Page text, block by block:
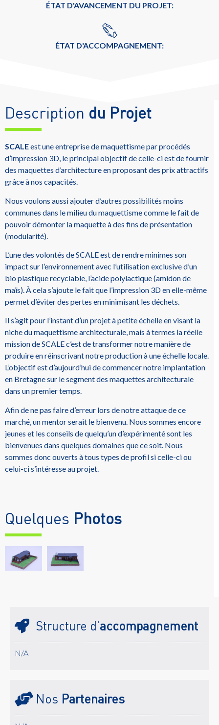
ÉTAT D'AVANCEMENT DU PROJET:
ÉTAT D'ACCOMPAGNEMENT:
Description du Projet
SCALEest une entreprise de maquettisme par procédés
d’impression 3D, le principal objectif de celle-ci est de fournir
des maquettes d’architecture en proposant des prix attractifs
grâce à nos capacités.
Nous voulons aussi ajouter d’autres possibilités moins
communes dans le milieu du maquettisme comme le fait de
pouvoir démonter la maquette à des fins de présentation
(modularité).
L’une des volontés de SCALE est de rendre minimes son
impact sur l’environnement avec l’utilisation exclusive d’un
bio plastique recyclable, l’acide polylactique (amidon de
maïs). À cela s’ajoute le fait que l’impression 3D en elle-même
permet d’éviter des pertes en minimisant les déchets.
Il s’agit pour l’instant d’un projet à petite échelle en visant la
niche du maquettisme architecturale, mais à termes la réelle
mission de SCALE c’est de transformer notre manière de
produire en réinscrivant notre production à une échelle locale.
L’objectif est d’aujourd’hui de commencer notre implantation
en Bretagne sur le segment des maquettes architecturale
dans un premier temps.
Afin de ne pas faire d’erreur lors de notre attaque de ce
marché, un mentor serait le bienvenu. Nous sommes encore
jeunes et les conseils de quelqu’un d’expérimenté sont les
bienvenues dans quelques domaines que ce soit. Nous
sommes donc ouverts à tous types de profil si celle-ci ou
celui-ci s’intéresse au projet.
Quelques Photos
Structure d'accompagnement
N/A
Nos Partenaires